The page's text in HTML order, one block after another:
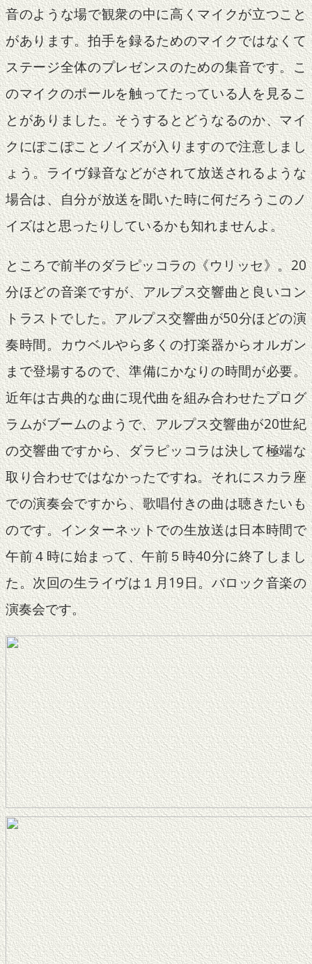
音のような場で観衆の中に高くマイクが立つこと
があります。拍手を録るためのマイクではなくて
ステージ全体のプレゼンスのための集音です。こ
のマイクのポールを触ってたっている人を見るこ
とがありました。そうするとどうなるのか、マイ
クにぽこぽことノイズが入りますので注意しまし
ょう。ライヴ録音などがされて放送されるような
場合は、自分が放送を聞いた時に何だろうこのノ
イズはと思ったりしているかも知れませんよ。
ところで前半のダラピッコラの《ウリッセ》。20
分ほどの音楽ですが、アルプス交響曲と良いコン
トラストでした。アルプス交響曲が50分ほどの演
奏時間。カウベルやら多くの打楽器からオルガン
まで登場するので、準備にかなりの時間が必要。
近年は古典的な曲に現代曲を組み合わせたプログ
ラムがブームのようで、アルプス交響曲が20世紀
の交響曲ですから、ダラピッコラは決して極端な
取り合わせではなかったですね。それにスカラ座
での演奏会ですから、歌唱付きの曲は聴きたいも
のです。インターネットでの生放送は日本時間で
午前４時に始まって、午前５時40分に終了しまし
た。次回の生ライヴは１月19日。バロック音楽の
演奏会です。